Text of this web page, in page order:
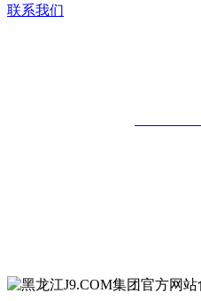
联系我们